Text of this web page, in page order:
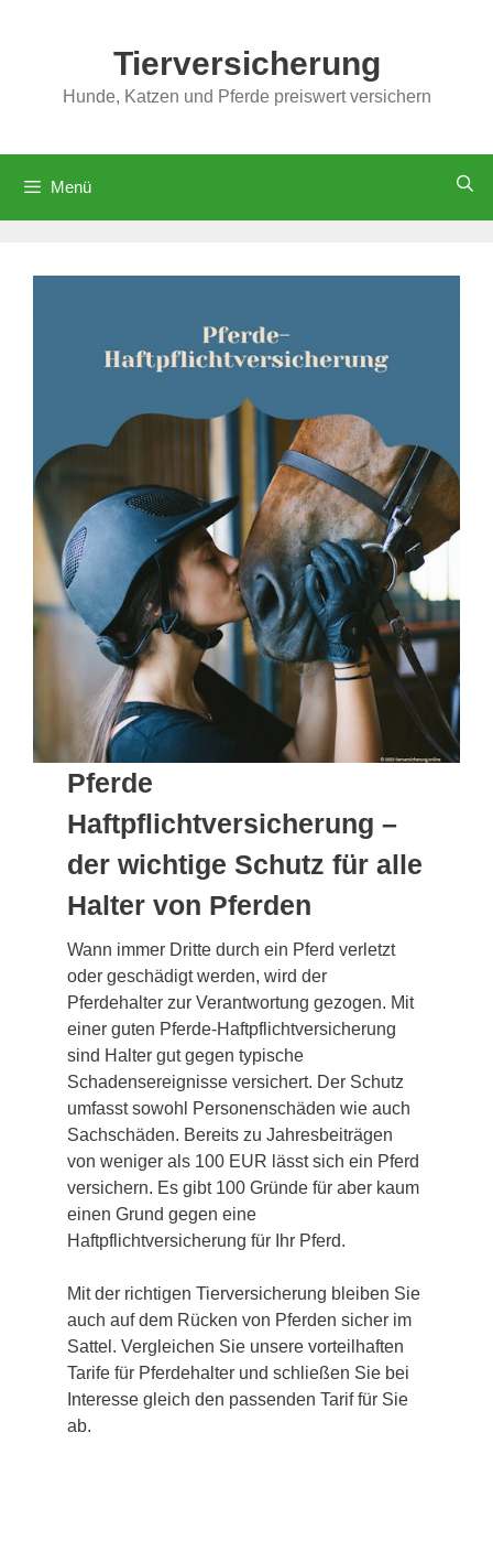
Tierversicherung
Hunde, Katzen und Pferde preiswert versichern
Menü
Pferde
Haftpflichtversicherung –
der wichtige Schutz für alle
Halter von Pferden
Wann immer Dritte durch ein Pferd verletzt
oder geschädigt werden, wird der
Pferdehalter zur Verantwortung gezogen. Mit
einer guten Pferde-Haftpflichtversicherung
sind Halter gut gegen typische
Schadensereignisse versichert. Der Schutz
umfasst sowohl Personenschäden wie auch
Sachschäden. Bereits zu Jahresbeiträgen
von weniger als 100 EUR lässt sich ein Pferd
versichern. Es gibt 100 Gründe für aber kaum
einen Grund gegen eine
Haftpflichtversicherung für Ihr Pferd.
Mit der richtigen Tierversicherung bleiben Sie
auch auf dem Rücken von Pferden sicher im
Sattel. Vergleichen Sie unsere vorteilhaften
Tarife für Pferdehalter und schließen Sie bei
Interesse gleich den passenden Tarif für Sie
ab.